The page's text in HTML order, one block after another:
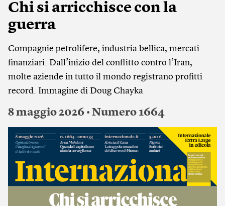
Chi si arricchisce con la
guerra
Compagnie petrolifere, industria bellica, mercati
finanziari. Dall’inizio del conflitto contro l’Iran,
molte aziende in tutto il mondo registrano profitti
record. Immagine di Doug Chayka
8 maggio 2026 • Numero 1664